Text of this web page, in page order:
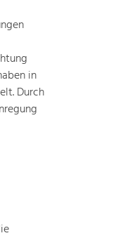
in
Durch